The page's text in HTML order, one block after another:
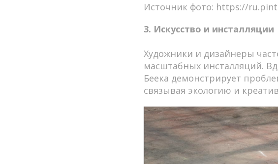
Источник фото: https://
3. Искусство и инсталляции
Художники и дизайнеры
масштабных инсталляций.
Беека демонстрирует
связывая экологию и